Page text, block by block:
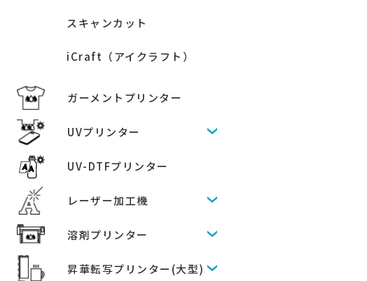
スキャンカット
iCraft（アイクラフト）
ガーメントプリンター
UVプリンター
UV-DTFプリンター
レーザー加工機
溶剤プリンター
昇華転写プリンター(大型)